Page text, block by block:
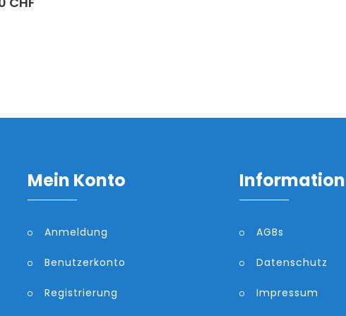
Mein Konto
Anmeldung
Benutzerkonto
Registrierung
Information
AGBs
Datenschutz
Impressum